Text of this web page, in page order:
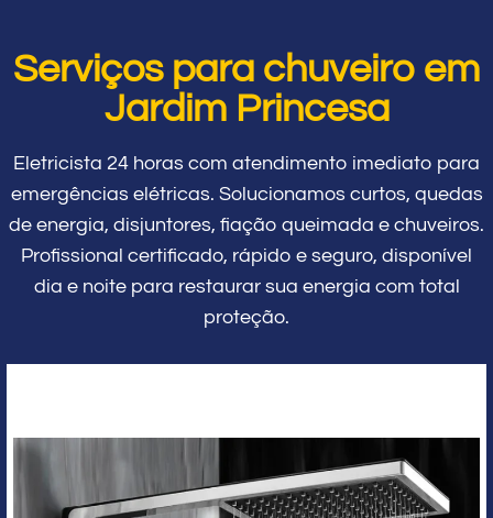
Serviços para chuveiro em
Jardim Princesa
Eletricista 24 horas com atendimento imediato para
emergências elétricas. Solucionamos curtos, quedas
de energia, disjuntores, fiação queimada e chuveiros.
Profissional certificado, rápido e seguro, disponível
dia e noite para restaurar sua energia com total
proteção.